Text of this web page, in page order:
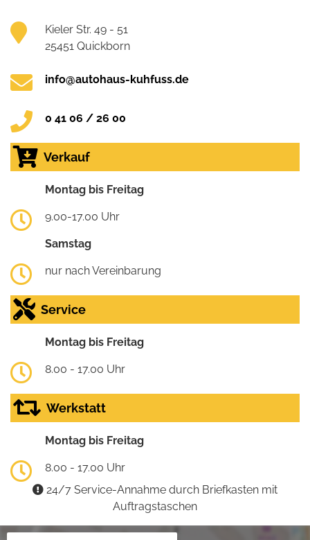
Kieler Str. 49 - 51
25451 Quickborn
info@autohaus-kuhfuss.de
0 41 06 / 26 00
Verkauf
Montag bis Freitag
9.00-17.00 Uhr
Samstag
nur nach Vereinbarung
Service
Montag bis Freitag
8.00 - 17.00 Uhr
Werkstatt
Montag bis Freitag
8.00 - 17.00 Uhr
24/7 Service-Annahme durch Briefkasten mit
Auftragstaschen